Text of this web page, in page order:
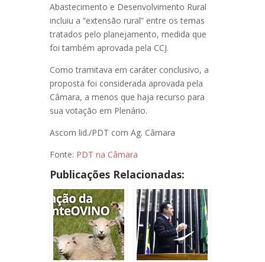
Abastecimento e Desenvolvimento Rural
incluiu a “extensão rural” entre os temas
tratados pelo planejamento, medida que
foi também aprovada pela CCJ.
Como tramitava em caráter conclusivo, a
proposta foi considerada aprovada pela
Câmara, a menos que haja recurso para
sua votação em Plenário.
Ascom lid./PDT com Ag. Câmara
Fonte: PDT na Câmara
Publicações Relacionadas: